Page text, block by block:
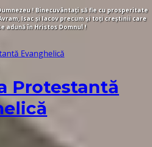
! Binecuvântați să fie cu prosperitate
Isac și Iacov precum și toți creștinii care
adună în Hristos Domnul !
Protestantă